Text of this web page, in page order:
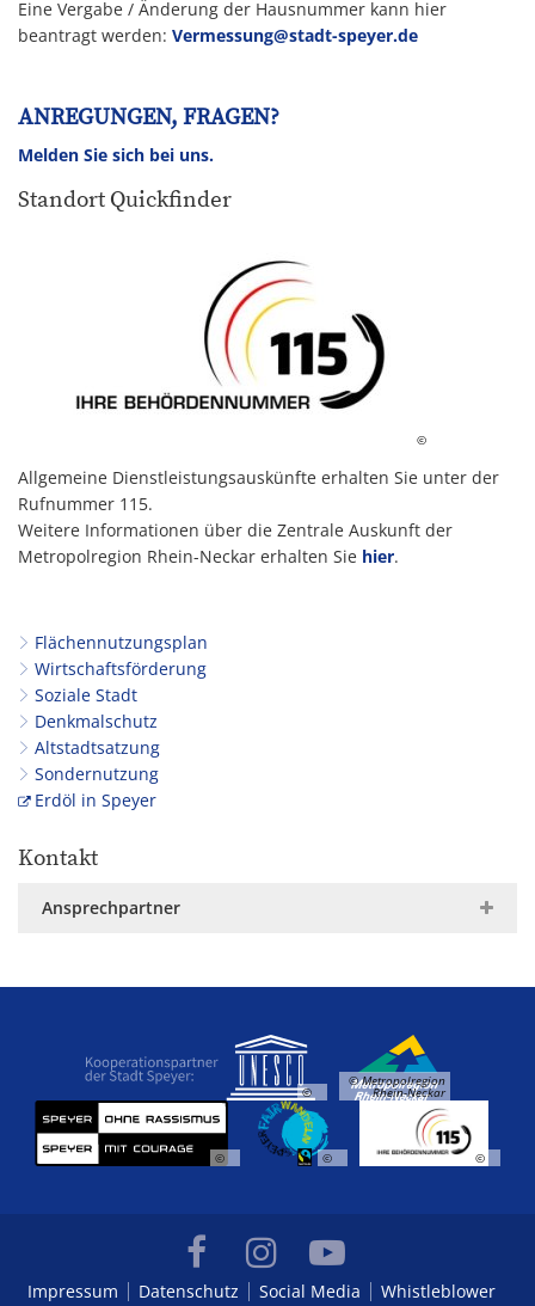
Eine Vergabe / Änderung der Hausnummer kann hier
beantragt werden: Vermessung@stadt-speyer.de
ANREGUNGEN, FRAGEN?
Melden Sie sich bei uns.
Standort Quickfinder
©
Allgemeine Dienstleistungsauskünfte erhalten Sie unter der
Rufnummer 115.
Weitere Informationen über die Zentrale Auskunft der
Metropolregion Rhein-Neckar erhalten Sie hier.
Flächennutzungsplan
Wirtschaftsförderung
Soziale Stadt
Denkmalschutz
Altstadtsatzung
Sondernutzung
Erdöl in Speyer
Kontakt
Ansprechpartner
©
© Metropolregion
Rhein-Neckar
© © ©
Impressum Datenschutz Social Media Whistleblower